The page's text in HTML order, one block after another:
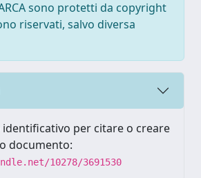
sono protetti da copyright
riservati, salvo diversa
per citare o creare
documento:
10278/3691530